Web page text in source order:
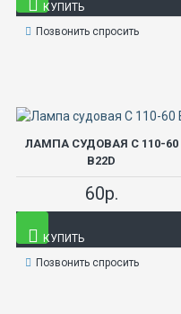
КУПИТЬ
Позвонить спросить
ЛАМПА СУДОВАЯ С 110-60
В22D
60р.
КУПИТЬ
Позвонить спросить